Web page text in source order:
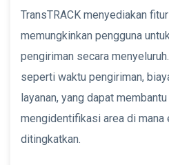
TransTRACK menyediakan
memungkinkan pengguna
pengiriman secara
seperti waktu pengiriman,
layanan, yang dapat
mengidentifikasi area di
ditingkatkan.